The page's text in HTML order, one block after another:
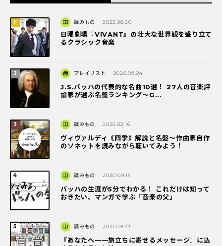
読みもの 2023.08.20
日曜劇場『VIVANT』の壮大な世界観を盛り立て
るクラシック音楽
プレイリスト 2020.09.24
J.S.バッハの代表的な名曲10選！ 27人の音楽評
論家が選ぶ名盤ランキング〜G...
読みもの 2025.02.16
ヴィヴァルディ《四季》解説と名盤～作曲家自作
のソネットを読みながら聴いてみよう！
読みもの 2020.09.15
バッハの生涯が5分でわかる！ これだけは知って
おきたい、マンガで学ぶ「音楽の父」
読みもの 2021.09.23
『あなたへ――旅立ちに寄せるメッセージ』に込